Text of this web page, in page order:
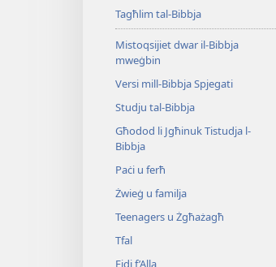
Tagħlim tal-Bibbja
Mistoqsijiet dwar il-Bibbja
mweġbin
Versi mill-Bibbja Spjegati
Studju tal-Bibbja
Għodod li Jgħinuk Tistudja l-
Bibbja
Paċi u ferħ
Żwieġ u familja
Teenagers u Żgħażagħ
Tfal
Fidi f’Alla